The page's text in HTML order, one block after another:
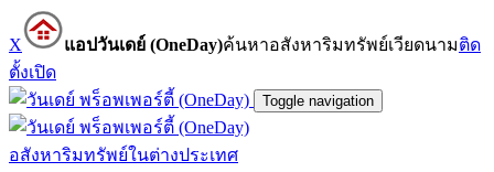
X แอปวันเดย์ (OneDay)ค้นหาอสังหาริมทรัพย์เวียดนามติด
ตั้งเปิด
Toggle navigation
อสังหาริมทรัพย์ในต่างประเทศ